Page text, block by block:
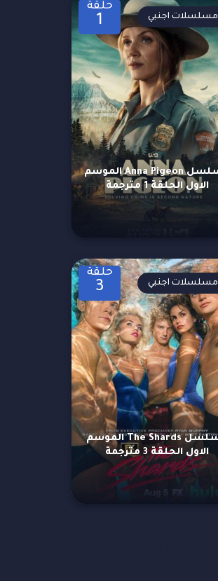
حلقة
1
مسلسل Anna Pigeon الموسم
الاول الحلقة 1 مترجمة
مسلسلات اجنبي
حلقة
3
مسلسل The Shards الموسم
الاول الحلقة 3 مترجمة
مسلسلات اجنبي